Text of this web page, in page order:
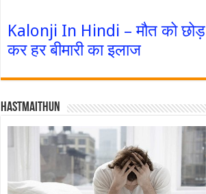
Kalonji In Hindi – मौत को छोड़
कर हर बीमारी का इलाज
Hastmaithun